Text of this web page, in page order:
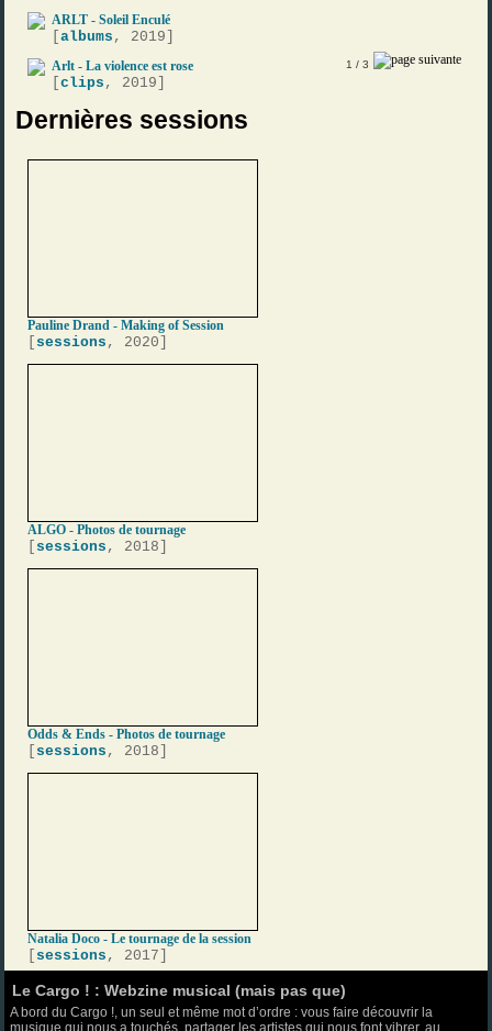
ARLT - Soleil Enculé
[albums , 2019]
Arlt - La violence est rose
[clips , 2019]
1 / 3
Dernières sessions
Pauline Drand - Making of Session
sessions , 2020]
ALGO - Photos de tournage
sessions , 2018]
Odds & Ends - Photos de tournage
sessions , 2018]
Natalia Doco - Le tournage de la session
sessions , 2017]
Le Cargo ! : Webzine musical (mais pas que)
A bord du Cargo !, un seul et même mot d’ordre : vous faire découvrir la
musique qui nous a touchés, partager les artistes qui nous font vibrer, au